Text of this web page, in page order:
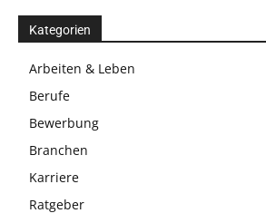
Kategorien
Arbeiten & Leben
Berufe
Bewerbung
Branchen
Karriere
Ratgeber